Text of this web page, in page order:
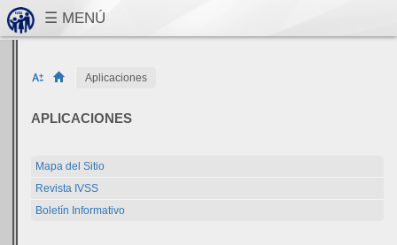
Aplicaciones
APLICACIONES
Mapa del Sitio
Revista IVSS
Boletín Informativo